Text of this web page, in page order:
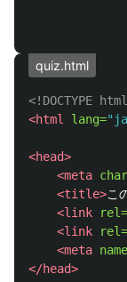
quiz.html
<!DOCTYPE
<html
lang=
<head>
<meta
<title>こ
<link
rel=
<link
rel=
<meta
</head>